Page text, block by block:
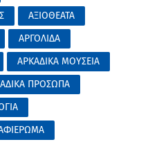
ΑΞΙΟΘΕΑΤΑ
ΑΡΓΟΛΙΔΑ
ΑΡΚΑΔΙΚΑ ΜΟΥΣΕΙΑ
ΠΡΟΣΩΠΑ